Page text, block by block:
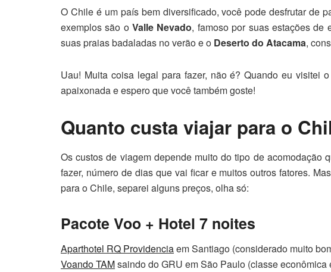
O Chile é um país bem diversificado, você pode desfrutar de
exemplos são oValle Nevado, famoso por suas estações
suas praias badaladas no verão e o Deserto do Atacama,
Uau! Muita coisa legal para fazer, não é? Quando eu visitei
apaixonada e espero que você também goste!
Quanto custa viajar para o
Os custos de viagem depende muito do tipo de acomodação
fazer, número de dias que vai ficar e muitos outros fatores.
para o Chile, separei alguns preços, olha só:
Pacote Voo + Hotel 7 noites
Aparthotel RQ Providenciaem Santiago (considerado muito
Voando TAMsaindo do GRU em São Paulo (classe econômica